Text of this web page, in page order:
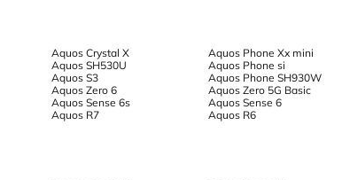
Aquos Crystal X Aquos Phone Xx mini
Aquos SH530U Aquos Phone si
Aquos S3 Aquos Phone SH930W
Aquos Zero 6 Aquos Zero 5G Basic
Aquos Sense 6s Aquos Sense 6
Aquos R7 Aquos R6